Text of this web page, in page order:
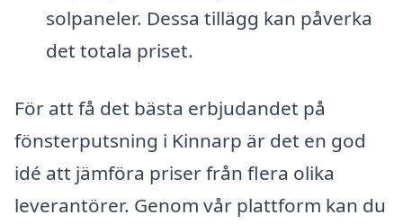
solpaneler. Dessa tillägg kan påverka
det totala priset.
För att få det bästa erbjudandet på
fönsterputsning i Kinnarp är det en god
idé att jämföra priser från flera olika
leverantörer. Genom vår plattform kan du